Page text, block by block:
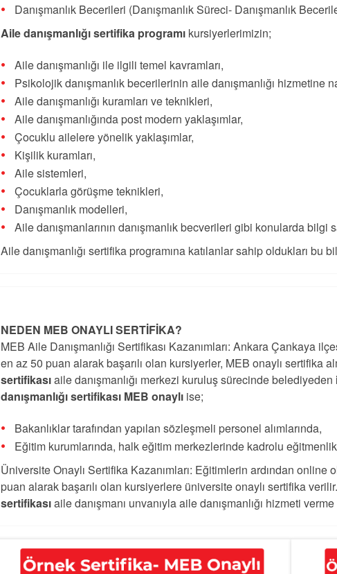
Danışmanlık Becerileri (Danışmanlık Süreci- Danışmanlık
Aile danışmanlığı sertifika programı kursiyerlerimizin;
Aile danışmanlığı ile ilgili temel kavramları,
Psikolojik danışmanlık becerilerinin aile danışmanlığı hizmetine
Aile danışmanlığı kuramları ve teknikleri,
Aile danışmanlığında post modern yaklaşımlar,
Çocuklu ailelere yönelik yaklaşımlar,
Kişilik kuramları,
Aile sistemleri,
Çocuklarla görüşme teknikleri,
Danışmanlık modelleri,
Aile danışmanlarının danışmanlık becverileri gibi konularda bilgi
Aile danışmanlığı sertifika programına katılanlar sahip oldukları
NEDEN MEB ONAYLI SERTİFİKA?
MEB Aile Danışmanlığı Sertifikası Kazanımları: Ankara Çankaya
en az 50 puan alarak başarılı olan kursiyerler, MEB onaylı sertifika
sertifikasıaile danışmanlığı merkezi kuruluş sürecinde belediyeden
danışmanlığı sertifikası MEB onaylı ise;
Bakanlıklar tarafından yapılan sözleşmeli personel alımlarında,
Eğitim kurumlarında, halk eğitim merkezlerinde kadrolu
Üniversite Onaylı Sertifika Kazanımları: Eğitimlerin ardından
puan alarak başarılı olan kursiyerlere üniversite onaylı sertifika
sertifikasıaile danışmanı unvanıyla aile danışmanlığı hizmeti verme